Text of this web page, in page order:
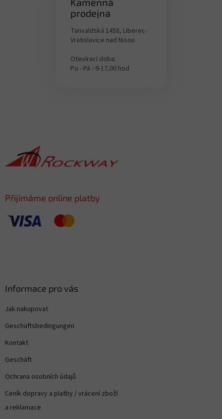
prodejna
Tanvaldská 1458, Liberec-
Vratislavice nad Nisou
Otevírací doba:
Po - Pá - 9-17,00 hod
Přijímáme online platby
Informace pro vás
Jak nakupovat
Geschäftsbedingungen
Kontakt
Geschäft
Ochrana osobních údajů
Ceník dopravy a platby / vrácení zboží
a reklamace